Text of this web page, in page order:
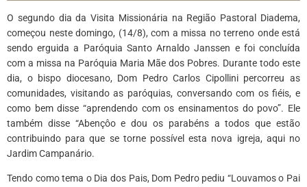
O segundo dia da Visita Missionária na Região Pastoral Diadema,
começou neste domingo, (14/8), com a missa no terreno onde está
sendo erguida a Paróquia Santo Arnaldo Janssen e foi concluída
com a missa na Paróquia Maria Mãe dos Pobres. Durante todo este
dia, o bispo diocesano, Dom Pedro Carlos Cipollini percorreu as
comunidades, visitando as paróquias, conversando com os fiéis, e
como bem disse “aprendendo com os ensinamentos do povo”. Ele
também disse “Abençôo e dou os parabéns a todos que estão
contribuindo para que se torne possível esta nova igreja, aqui no
Jardim Campanário.
Tendo como tema o Dia dos Pais, Dom Pedro pediu “Louvamos o Pai